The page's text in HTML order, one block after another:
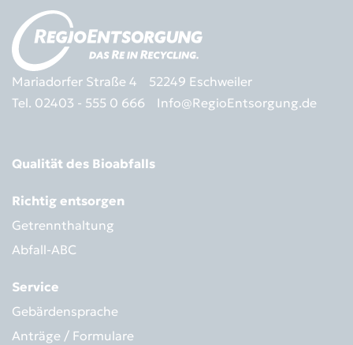
Mariadorfer Straße 4
52249 Eschweiler
Tel. 02403 - 555 0 666
Info@RegioEntsorgung.de
Qualität des Bioabfalls
Richtig entsorgen
Getrennthaltung
Abfall-ABC
Service
Gebärdensprache
Anträge / Formulare